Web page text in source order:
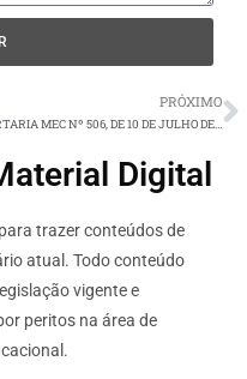
PRÓXIMO
PORTARIA MEC Nº 506, DE 10 DE JULHO DE 2025
Digital
trazer conteúdos de
atual. Todo conteúdo
vigente e
peritos na área de